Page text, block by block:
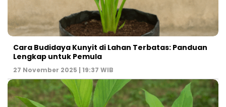
Cara Budidaya Kunyit di Lahan Terbatas: Panduan
Lengkap untuk Pemula
27 November 2025 | 19:37 WIB